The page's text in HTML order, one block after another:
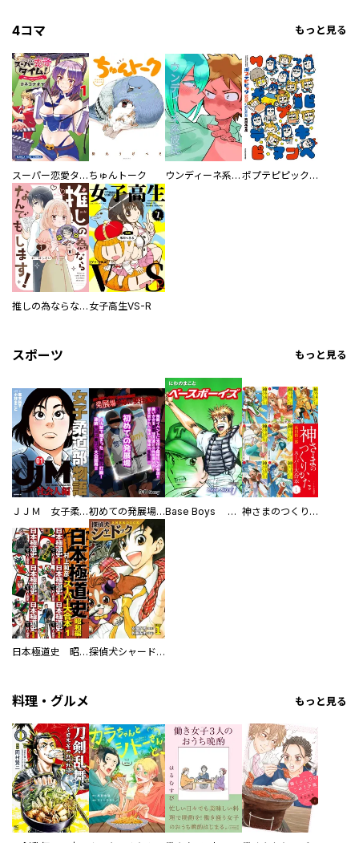
4コマ もっと見る
スーパー恋愛タイム！～現場でドＳな彼女は自宅でデレる～ ちゅんトーク ウンディーネ系彼氏 ポプテピピック SEASON EIGHT
推しの為ならなんでもします！ 女子高生VS-R
スポーツ もっと見る
ＪＪＭ 女子柔道部物語 社会人編 初めての発展場 【白抜き修正版】 Base Boys 新装版 神さまのつくりかた。スーパー大合本
日本極道史 昭和編 スーパー大合本 探偵犬シャードック（新装版）
料理・グルメ もっと見る